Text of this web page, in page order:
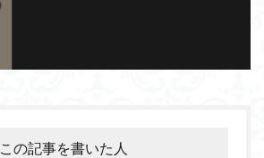
この記事を書いた人